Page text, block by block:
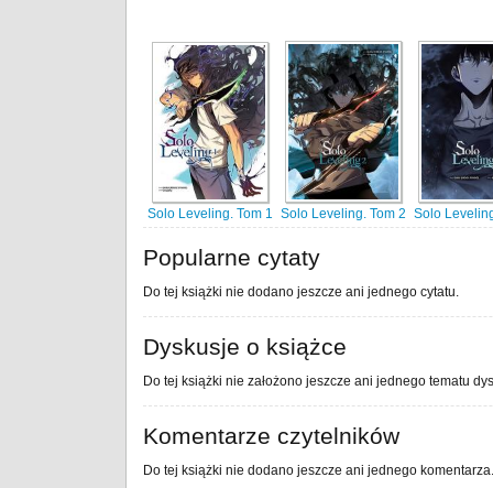
Solo Leveling. Tom 1 Solo Leveling. Tom 2 Solo
Popularne cytaty
Do tej książki nie dodano jeszcze ani jednego cytatu.
Dyskusje o książce
Do tej książki nie założono jeszcze ani jednego tematu
Komentarze czytelników
Do tej książki nie dodano jeszcze ani jednego komentarza.